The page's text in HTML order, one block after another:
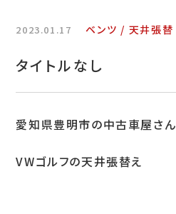
特定商取引表示
新着情報
施工例
2023.01.17 ベンツ 天井張替
タイトルなし
愛知県豊明市の中古車屋さん
VWゴルフの天井張替え